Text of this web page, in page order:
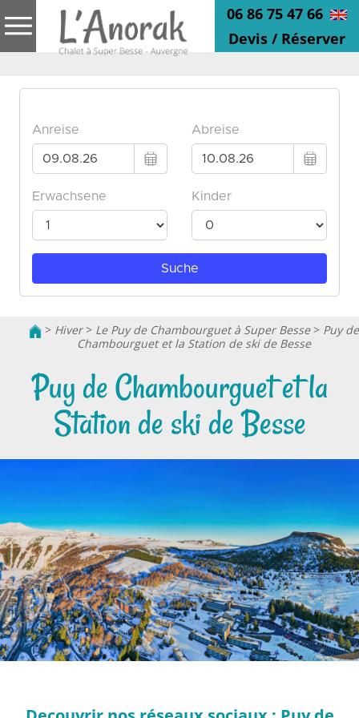
06 86 75 47 66
Devis / Réserver
> Hiver> Le Puy de Chambourguet à Super Besse> Puy de
Chambourguet et la Station de ski de Besse
Puy de Chambourguet et la
Station de ski de Besse